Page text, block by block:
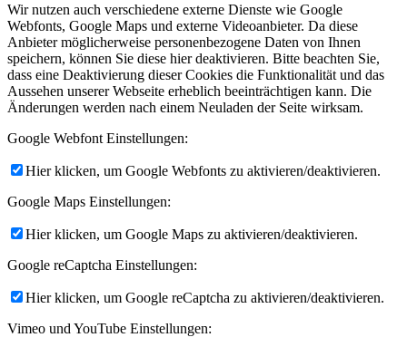
Wir nutzen auch verschiedene externe Dienste wie Google
Webfonts, Google Maps und externe Videoanbieter. Da diese
Anbieter möglicherweise personenbezogene Daten von Ihnen
speichern, können Sie diese hier deaktivieren. Bitte beachten Sie,
dass eine Deaktivierung dieser Cookies die Funktionalität und das
Aussehen unserer Webseite erheblich beeinträchtigen kann. Die
Änderungen werden nach einem Neuladen der Seite wirksam.
Google Webfont Einstellungen:
Hier klicken, um Google Webfonts zu aktivieren/deaktivieren.
Google Maps Einstellungen:
Hier klicken, um Google Maps zu aktivieren/deaktivieren.
Google reCaptcha Einstellungen:
Hier klicken, um Google reCaptcha zu aktivieren/deaktivieren.
Vimeo und YouTube Einstellungen: